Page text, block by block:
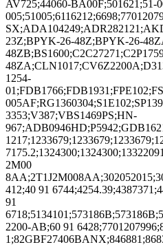
AV725;44060-BA00F;501621;51-
23Z;BPYK-26-48Z;BPYK-26-
1254-
3353;V387;VBS1469PS;HN-
2M00
412;40 91
91
2200-AB;60 91